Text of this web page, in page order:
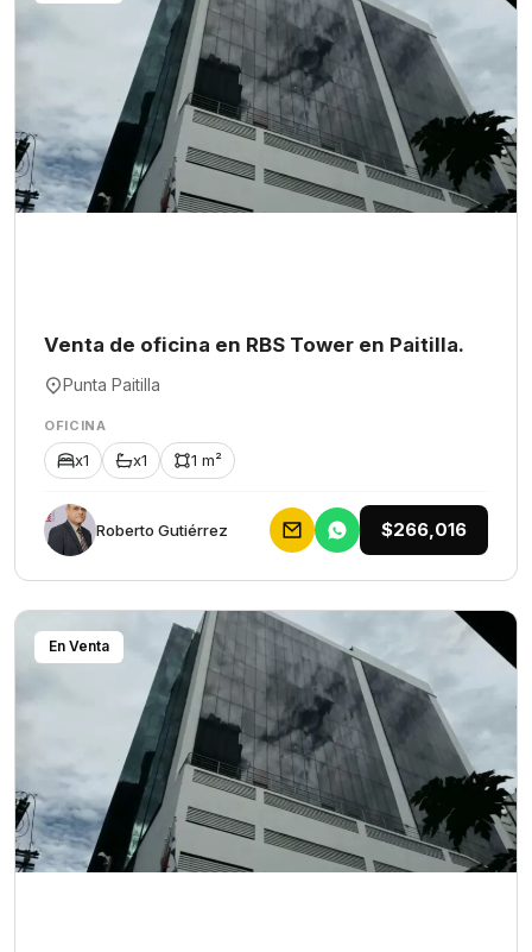
Venta de oficina en RBS Tower en Paitilla.
Punta Paitilla
OFICINA
x1 x1 1 m²
Roberto Gutiérrez $266,016
En Venta